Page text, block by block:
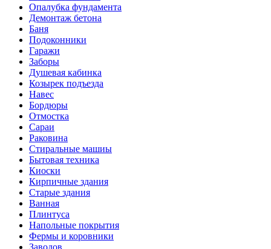
Опалубка фундамента
Демонтаж бетона
Баня
Подоконники
Гаражи
Заборы
Душевая кабинка
Козырек подъезда
Навес
Бордюры
Отмостка
Сараи
Раковина
Стиральные машиы
Бытовая техника
Киоски
Кирпичные здания
Старые здания
Ванная
Плинтуса
Напольные покрытия
Фермы и коровники